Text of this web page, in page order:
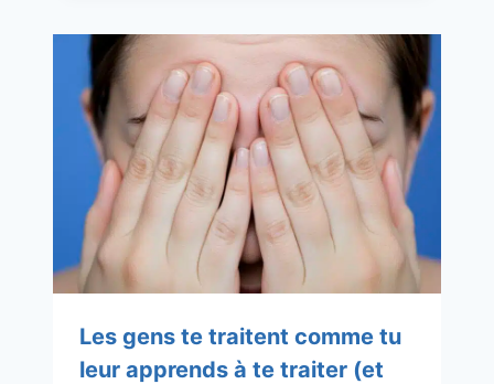
Les gens te traitent comme tu
leur apprends à te traiter (et